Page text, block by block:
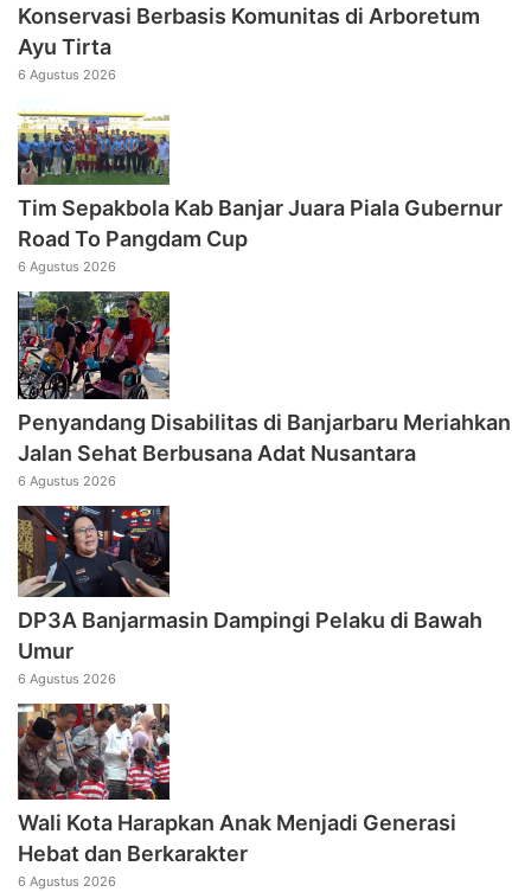
Konservasi Berbasis Komunitas di Arboretum
Ayu Tirta
6 Agustus 2026
Tim Sepakbola Kab Banjar Juara Piala Gubernur
Road To Pangdam Cup
6 Agustus 2026
Penyandang Disabilitas di Banjarbaru Meriahkan
Jalan Sehat Berbusana Adat Nusantara
6 Agustus 2026
DP3A Banjarmasin Dampingi Pelaku di Bawah
Umur
6 Agustus 2026
Wali Kota Harapkan Anak Menjadi Generasi
Hebat dan Berkarakter
6 Agustus 2026